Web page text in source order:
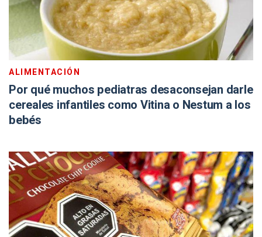
ALIMENTACIÓN
Por qué muchos pediatras desaconsejan darle
cereales infantiles como Vitina o Nestum a los
bebés